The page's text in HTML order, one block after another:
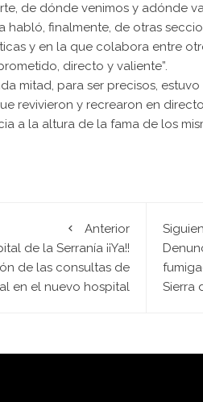
de dónde venimos y adónde
habló, finalmente, de otras
y en la que colabora entre
directo y valiente”.
mitad, para ser precisos,
revivieron y recrearon en
a la altura de la fama de los
Anterior
de la Serranía ¡¡Ya!!
de las consultas de
en el nuevo hospital
Sierra